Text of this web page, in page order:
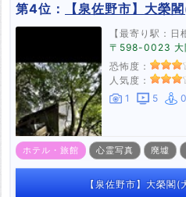
第4位： 【泉佐野市】大榮
【最寄り駅：日
〒598-0023 大
恐怖度：
人気度：
1
5 0
ホテル・旅館 心霊写真 廃墟
【泉佐野市】大榮閣(